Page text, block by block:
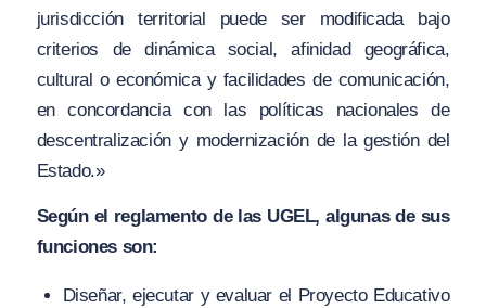
jurisdicción territorial puede ser modificada bajo
criterios de dinámica social, afinidad geográfica,
cultural o económica y facilidades de comunicación,
en concordancia con las políticas nacionales de
descentralización y modernización de la gestión del
Estado.»
Según el reglamento de las UGEL, algunas de sus
funciones son:
Diseñar, ejecutar y evaluar el Proyecto Educativo